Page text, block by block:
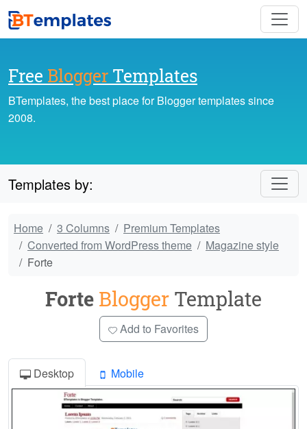
Free Blogger Templates
BTemplates, the best place for Blogger templates since
2008.
Templates by:
Home 3 Columns
Premium Templates
Converted from WordPress theme
Magazine style
Forte
Forte Blogger Template
Add to Favorites
Desktop Mobile